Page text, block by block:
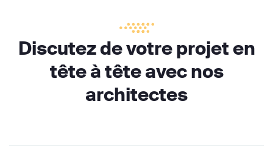
Discutez de votre projet en
tête à tête avec nos
architectes